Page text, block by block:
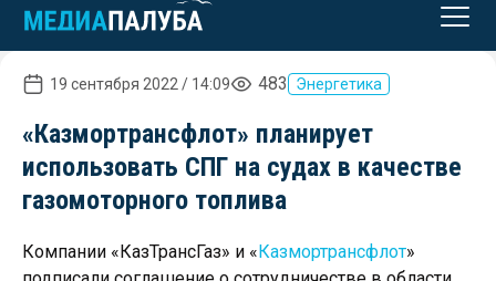
19 сентября 2022 / 14:09 483 Энергетика
«Казмортрансфлот» планирует
использовать СПГ на судах в качестве
газомоторного топлива
Компании «КазТрансГаз» и «Казмортрансфлот»